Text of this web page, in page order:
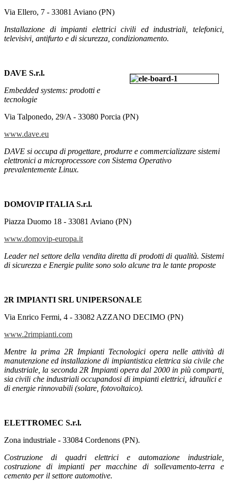
Via Ellero, 7 - 33081 Aviano (PN)
Installazione di impianti elettrici civili ed industriali, telefonici,
televisivi, antifurto e di sicurezza, condizionamento.
DAVE S.r.l.
Embedded systems: prodotti e
tecnologie
Via Talponedo, 29/A - 33080 Porcia (PN)
www.dave.eu
DAVE si occupa di progettare, produrre e commercializzare sistemi
elettronici a microprocessore con Sistema Operativo
prevalentemente Linux.
DOMOVIP ITALIA S.r.l.
Piazza Duomo 18 - 33081 Aviano (PN)
www.domovip-europa.it
Leader nel settore della vendita diretta di prodotti di qualità. Sistemi
di sicurezza e Energie pulite sono solo alcune tra le tante proposte
2R IMPIANTI SRL UNIPERSONALE
Via Enrico Fermi, 4 - 33082 AZZANO DECIMO (PN)
www.2rimpianti.com
Mentre la prima 2R Impianti Tecnologici opera nelle attività di
manutenzione ed installazione di impiantistica elettrica sia civile che
industriale, la seconda 2R Impianti opera dal 2000 in più comparti,
sia civili che industriali occupandosi di impianti elettrici, idraulici e
di energie rinnovabili (solare, fotovoltaico).
ELETTROMEC S.r.l.
Zona industriale - 33084 Cordenons (PN).
Costruzione di quadri elettrici e automazione industriale,
costruzione di impianti per macchine di sollevamento-terra e
cemento per il settore automotive.